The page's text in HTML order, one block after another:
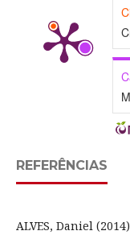
REFERÊNCIAS
ALVES, Daniel